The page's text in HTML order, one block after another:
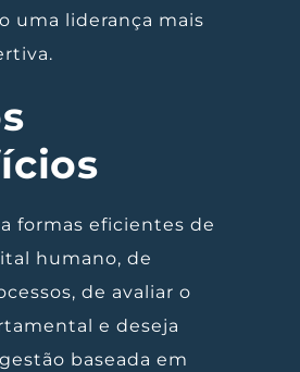
uma liderança mais
formas eficientes de
humano, de
de avaliar o
e deseja
baseada em